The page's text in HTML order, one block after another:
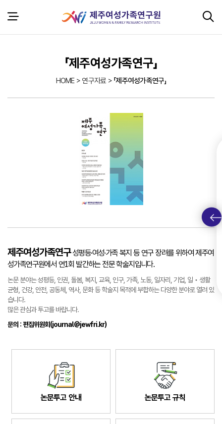
「제주여성가족연구」
HOME > 연구자료 > 「제주여성가족연구」
제주여성가족연구성평등·여성·가족 복지 등 연구 장려를 위하여 제주여
성가족연구원에서 연1회 발간하는 전문 학술지입니다.
논문 분야는 성평등, 인권, 돌봄, 복지, 교육, 인구, 가족, 노동, 일자리, 기업, 일‧생활
균형, 건강, 안전, 공동체, 역사, 문화 등 학술지 목적에 부합하는 다양한 분야로 열려 있
습니다.
많은 관심과 투고를 바랍니다.
문의 : 편집위원회(journal@jewfri.kr)
논문투고 안내 논문투고 규칙